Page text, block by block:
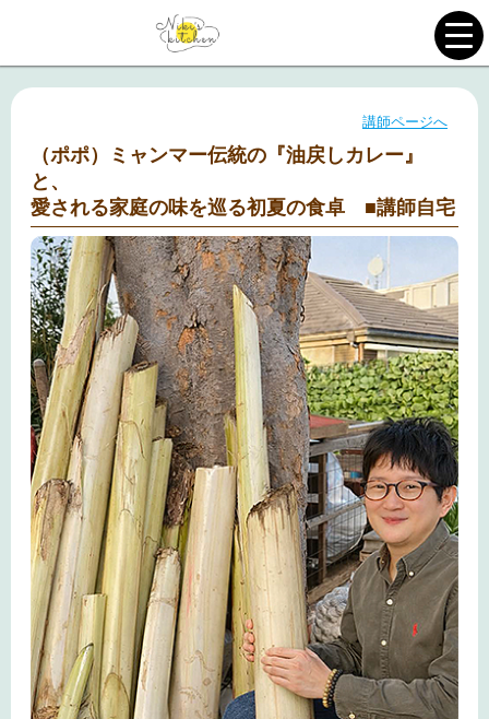
講師ページへ
（ポポ）ミャンマー伝統の『油戻しカレー』
と、
愛される家庭の味を巡る初夏の食卓 ■講師自宅